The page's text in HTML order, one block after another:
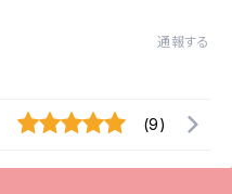
通報する
(9)